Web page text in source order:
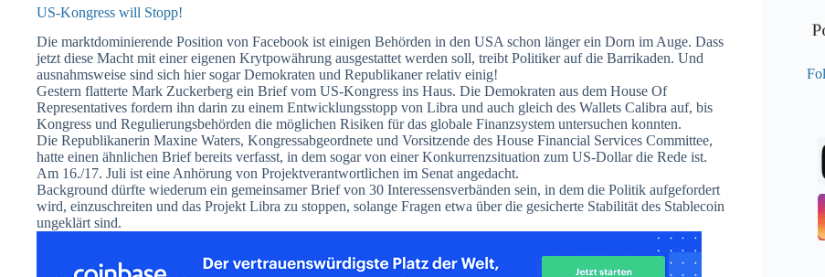
US-Kongress will Stopp!
Die marktdominierende Position von Facebook ist einigen Behörden in den USA schon länger ein Dorn im Auge. Dass
jetzt diese Macht mit einer eigenen Krytpowährung ausgestattet werden soll, treibt Politiker auf die Barrikaden. Und
ausnahmsweise sind sich hier sogar Demokraten und Republikaner relativ einig!
Gestern flatterte Mark Zuckerberg ein Brief vom US-Kongress ins Haus. Die Demokraten aus dem House Of
Representatives fordern ihn darin zu einem Entwicklungsstopp von Libra und auch gleich des Wallets Calibra auf, bis
Kongress und Regulierungsbehörden die möglichen Risiken für das globale Finanzsystem untersuchen konnten.
Die Republikanerin Maxine Waters, Kongressabgeordnete und Vorsitzende des House Financial Services Committee,
hatte einen ähnlichen Brief bereits verfasst, in dem sogar von einer Konkurrenzsituation zum US-Dollar die Rede ist.
Am 16./17. Juli ist eine Anhörung von Projektverantwortlichen im Senat angedacht.
Background dürfte wiederum ein gemeinsamer Brief von 30 Interessensverbänden sein, in dem die Politik aufgefordert
wird, einzuschreiten und das Projekt Libra zu stoppen, solange Fragen etwa über die gesicherte Stabilität des Stablecoin
ungeklärt sind.